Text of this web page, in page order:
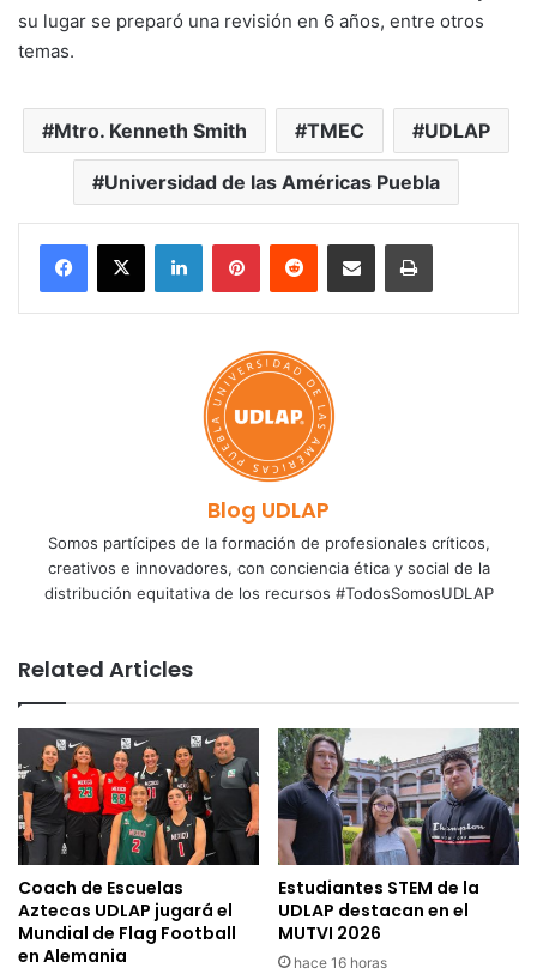
su lugar se preparó una revisión en 6 años, entre otros
temas.
Mtro. Kenneth Smith TMEC UDLAP
Universidad de las Américas Puebla
LinkedInPinterestReddit Share via Email Print
Blog UDLAP
Somos partícipes de la formación de profesionales críticos,
creativos e innovadores, con conciencia ética y social de la
distribución equitativa de los recursos #TodosSomosUDLAP
Related Articles
Coach de Escuelas
Aztecas UDLAP jugará el
Mundial de Flag Football
en Alemania
Estudiantes STEM de la
UDLAP destacan en el
MUTVI 2026
hace 16 horas